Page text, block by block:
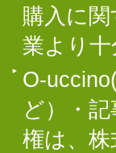
購入に
業より
O-
ど）・
権は、